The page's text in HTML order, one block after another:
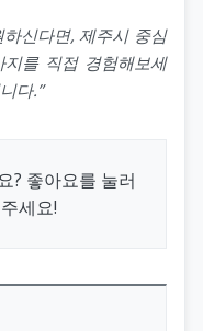
신다면, 제주시 중심
지를 직접 경험해보세
다.”
? 좋아요를 눌러
세요!